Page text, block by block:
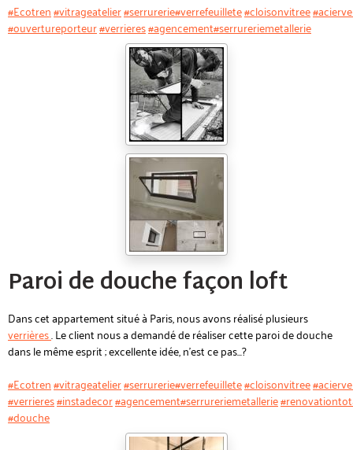
#Ecotren#vitrageatelier#serrurerie#verrefeuillete#cloisonvitree
#ouvertureporteur#verrieres#agencement#serrureriemetallerie
Paroi de douche façon loft
Dans cet appartement situé à Paris, nous avons réalisé plusieurs
verrières. Le client nous a demandé de réaliser cette paroi de douche
dans le même esprit ; excellente idée, n'est ce pas...?
#Ecotren#vitrageatelier#serrurerie#verrefeuillete#cloisonvitree
#verrieres#instadecor#agencement#serrureriemetallerie
#douche